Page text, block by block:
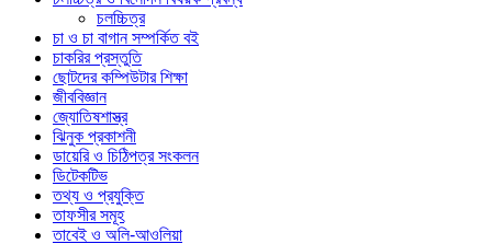
চলচ্চিত্র
চা ও চা বাগান সম্পর্কিত বই
চাকরির প্রস্তুতি
ছোটদের কম্পিউটার শিক্ষা
জীববিজ্ঞান
জ্যোতিষশাস্ত্র
ঝিনুক প্রকাশনী
ডায়েরি ও চিঠিপত্র সংকলন
ডিটেকটিভ
তথ্য ও প্রযুক্তি
তাফসীর সমূহ
তাবেই ও অলি-আওলিয়া